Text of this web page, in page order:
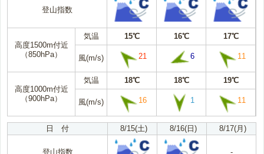
登山指数
高度1500m付近
（850hPa）
気温 15℃ 16℃ 17℃
風(m/s) 21 6 11
高度1000m付近
（900hPa）
気温 18℃ 18℃ 19℃
風(m/s) 16 1 11
日 付 8/15(土) 8/16(日) 8/17(月)
登山指数 -